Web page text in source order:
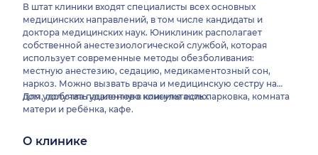
В штат клиники входят специалисты всех основных
медицинских направлений, в том числе кандидаты и
доктора медицинских наук. Юниклиник располагает
собственной анестезиологической службой, которая
использует современные методы обезболивания:
местную анестезию, седацию, медикаментозный сон,
наркоз. Можно вызвать врача и медицинскую сестру на
дом, получить удаленную консультацию.
Для удобства пациентов в клинике есть парковка, комната
матери и ребёнка, кафе.
О клинике